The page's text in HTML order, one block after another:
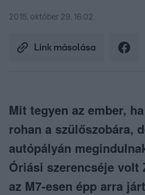
2015. október 29. 16:02
Link másolása
Mit tegyen az ember,
rohan a szülőszobára,
autópályán
Óriási szerencséje volt
az M7-esen épp arra